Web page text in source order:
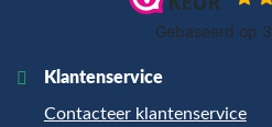
Klantenservice
Contacteer klantenservice